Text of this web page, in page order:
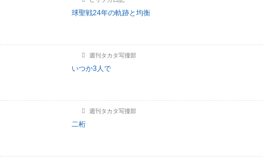
球聖戦24年の軌跡と均衡
週刊タカタ写撞部
いつか3人で
週刊タカタ写撞部
二桁